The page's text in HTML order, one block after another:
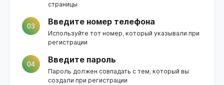
страницы
03 Введите номер телефона
Используйте тот номер, который указывали при
регистрации
04 Введите пароль
Пароль должен совпадать с тем, который вы
создали при регистрации